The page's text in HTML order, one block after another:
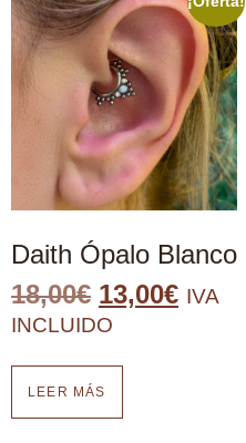
Daith Ópalo Blanco
18,00€ 13,00€ IVA
INCLUIDO
LEER MÁS